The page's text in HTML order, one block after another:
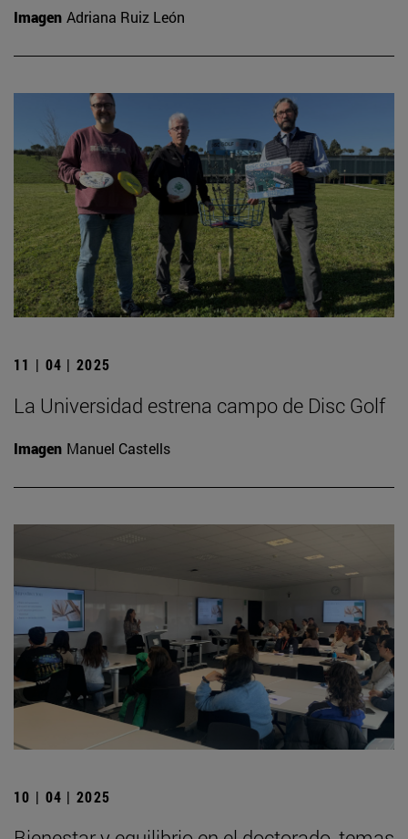
Imagen Adriana Ruiz León
11 | 04 | 2025
La Universidad estrena campo de Disc Golf
Imagen Manuel Castells
10 | 04 | 2025